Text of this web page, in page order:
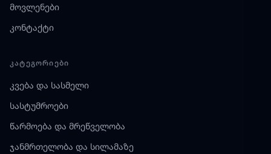
მოვლენები
კონტაქტი
ᲙᲐᲢᲔᲒᲝᲠᲘᲔᲑᲘ
კვება და სასმელი
სასტუმროები
წარმოება და მრეწველობა
ჯანმრთელობა და სილამაზე